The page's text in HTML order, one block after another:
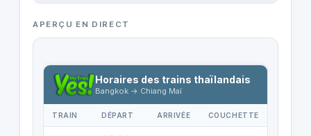
APERÇU EN DIRECT